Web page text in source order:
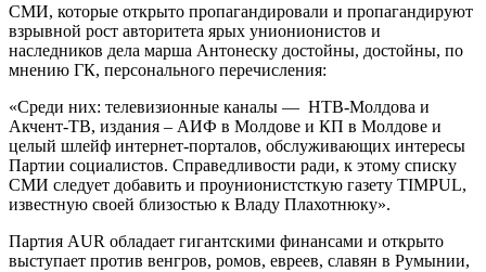
СМИ, которые открыто пропагандировали и пропагандируют
взрывной рост авторитета ярых унионионистов и
наследников дела марша Антонеску достойны, достойны, по
мнению ГК, персонального перечисления:
«Среди них: телевизионные каналы — НТВ-Молдова и
Акчент-ТВ, издания – АИФ в Молдове и КП в Молдове и
целый шлейф интернет-порталов, обслуживающих интересы
Партии социалистов. Справедливости ради, к этому списку
СМИ следует добавить и проунионистсткую газету TIMPUL,
известную своей близостью к Владу Плахотнюку».
Партия AUR обладает гигантскими финансами и открыто
выступает против венгров, ромов, евреев, славян в Румынии,